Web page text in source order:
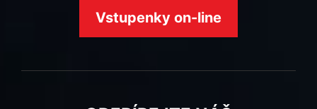
Vstupenky on-line